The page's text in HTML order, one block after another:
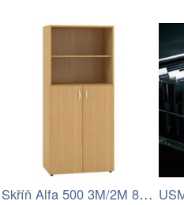
Skříň Alfa 500 3M/2M 80 FT dveře LTD…